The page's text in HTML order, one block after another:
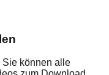
Sie können alle